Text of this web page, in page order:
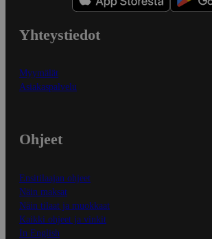
Yhteystiedot
Myymälät
Asiakaspalvelu
Ohjeet
Ensitilaajan ohjeet
Näin maksat
Näin tilaat ja muokkaat
Kaikki ohjeet ja vinkit
In English